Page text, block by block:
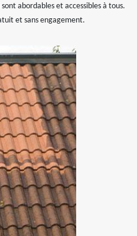
abordables et accessibles à tous.
et sans engagement.